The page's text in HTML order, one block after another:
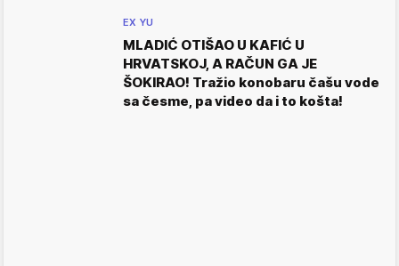
EX YU
MLADIĆ OTIŠAO U KAFIĆ U
HRVATSKOJ, A RAČUN GA JE
ŠOKIRAO! Tražio konobaru čašu vode
sa česme, pa video da i to košta!